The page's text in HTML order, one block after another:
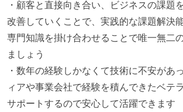
・顧客と直接向き合い、ビジネスの課題
改善していくことで、実践的な課題解決
専門知識を掛け合わせることで唯一無二
ましょう
・数年の経験しかなくて技術に不安があ
ィアや事業会社で経験を積んできたベテ
サポートするので安心して活躍できます